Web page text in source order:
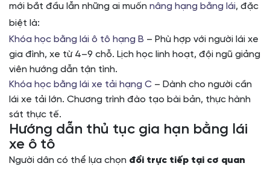
mới bắt đầu lẫn những ai muốn nâng hạng bằng lái, đặc
biệt là:
Khóa học bằng lái ô tô hạng B – Phù hợp với người lái xe
gia đình, xe từ 4–9 chỗ. Lịch học linh hoạt, đội ngũ giảng
viên hướng dẫn tận tình.
Khóa học bằng lái xe tải hạng C – Dành cho người cần
lái xe tải lớn. Chương trình đào tạo bài bản, thực hành
sát thực tế.
Hướng dẫn thủ tục gia hạn bằng lái
xe ô tô
Người dân có thể lựa chọn đổi trực tiếp tại cơ quan